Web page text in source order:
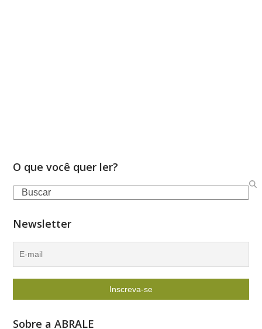
O que você quer ler?
Search
Newsletter
Sobre a ABRALE